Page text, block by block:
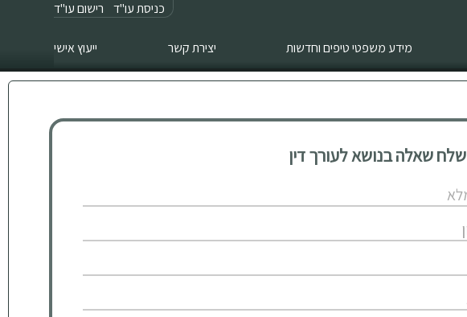
כניסת עו"ד רישום עו"ד
מידע משפטי טיפים וחדשות יצירת קשר ייעוץ אישי
שלח שאלה בנושא לעורך דין